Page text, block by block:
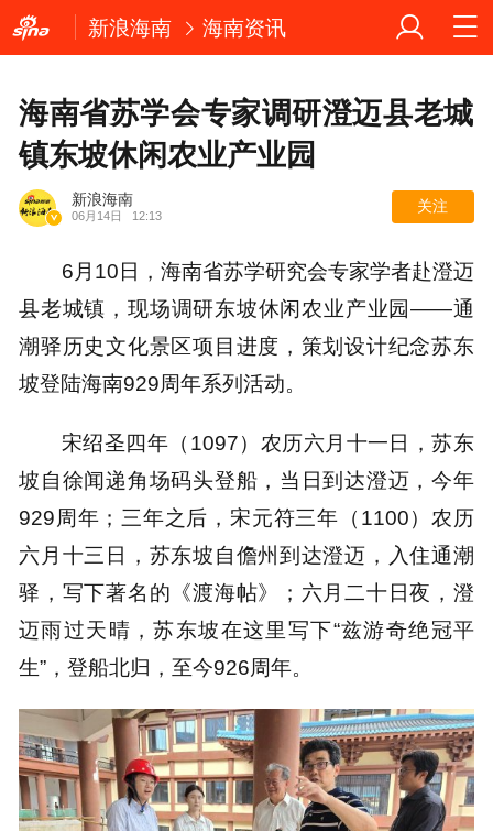
新浪海南 海南资讯
海南省苏学会专家调研澄迈县老城
镇东坡休闲农业产业园
新浪海南
06月14日 12:13
关注
6月10日，海南省苏学研究会专家学者赴澄迈
县老城镇，现场调研东坡休闲农业产业园——通
潮驿历史文化景区项目进度，策划设计纪念苏东
坡登陆海南929周年系列活动。
宋绍圣四年（1097）农历六月十一日，苏东
坡自徐闻递角场码头登船，当日到达澄迈，今年
929周年；三年之后，宋元符三年（1100）农历
六月十三日，苏东坡自儋州到达澄迈，入住通潮
驿，写下著名的《渡海帖》；六月二十日夜，澄
迈雨过天晴，苏东坡在这里写下“兹游奇绝冠平
生”，登船北归，至今926周年。